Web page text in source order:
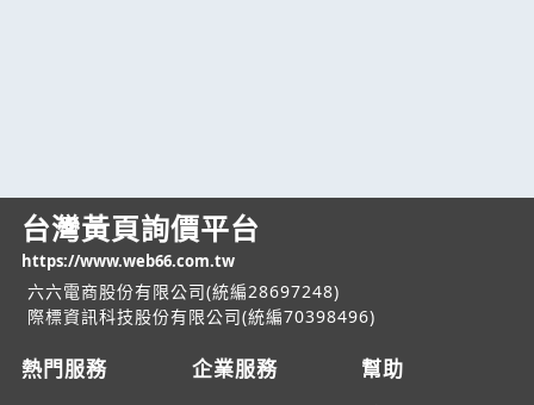
台灣黃頁詢價平台
https://www.web66.com.tw
六六電商股份有限公司(統編28697248)
際標資訊科技股份有限公司(統編70398496)
熱門服務 企業服務 幫助